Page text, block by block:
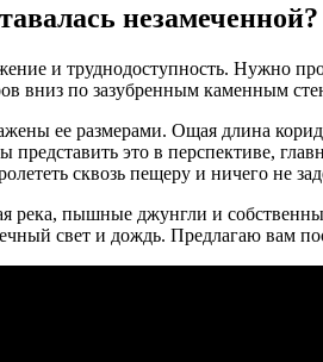
незамеченной?
и труднодоступность. Нужно
вниз по зазубренным каменным
ее размерами. Ощая длина
это в перспективе,
сквозь пещеру и ничего не
река, пышные джунгли и
свет и дождь. Предлагаю вам